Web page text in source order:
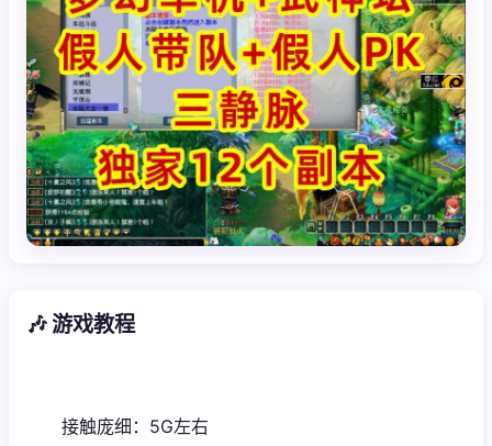
🎶 游戏教程
接触庞细：5G左右